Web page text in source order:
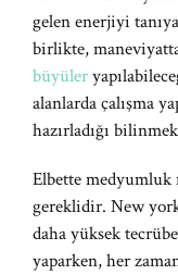
gelen enerjiyi
birlikte,
büyüler
alanlarda çalışma
hazırladığı
Elbette
gereklidir. New
daha yüksek
yaparken, her